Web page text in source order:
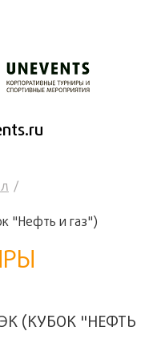
"Нефть и газ")
(КУБОК "НЕФТЬ